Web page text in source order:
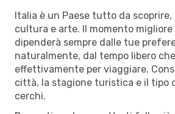
Italia è un Paese tutto da
cultura e arte. Il momento migliore
dipenderà sempre dalle tue
naturalmente, dal tempo libero
effettivamente per viaggiare.
città, la stagione turistica e il tipo
cerchi.